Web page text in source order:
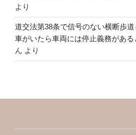
より
道交法第38条で信号のない横断歩
車がいたら車両には停止義務があ
ん より